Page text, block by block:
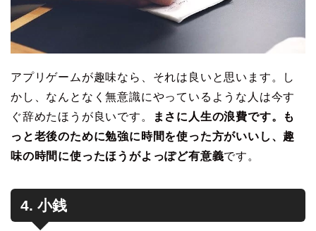
アプリゲームが趣味なら、それは良いと思います。し
かし、なんとなく無意識にやっているような人は今す
ぐ辞めたほうが良いです。
まさに人生の浪費です。も
っと老後のために勉強に時間を使った方がいいし、趣
味の時間に使ったほうがよっぽど有意義です。
4. 小銭